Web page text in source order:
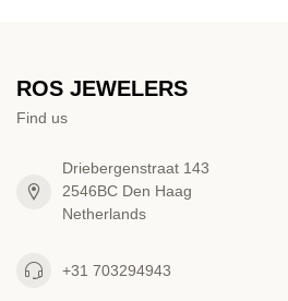
ROS JEWELERS
Find us
Driebergenstraat 143
2546BC Den Haag
Netherlands
+31 703294943